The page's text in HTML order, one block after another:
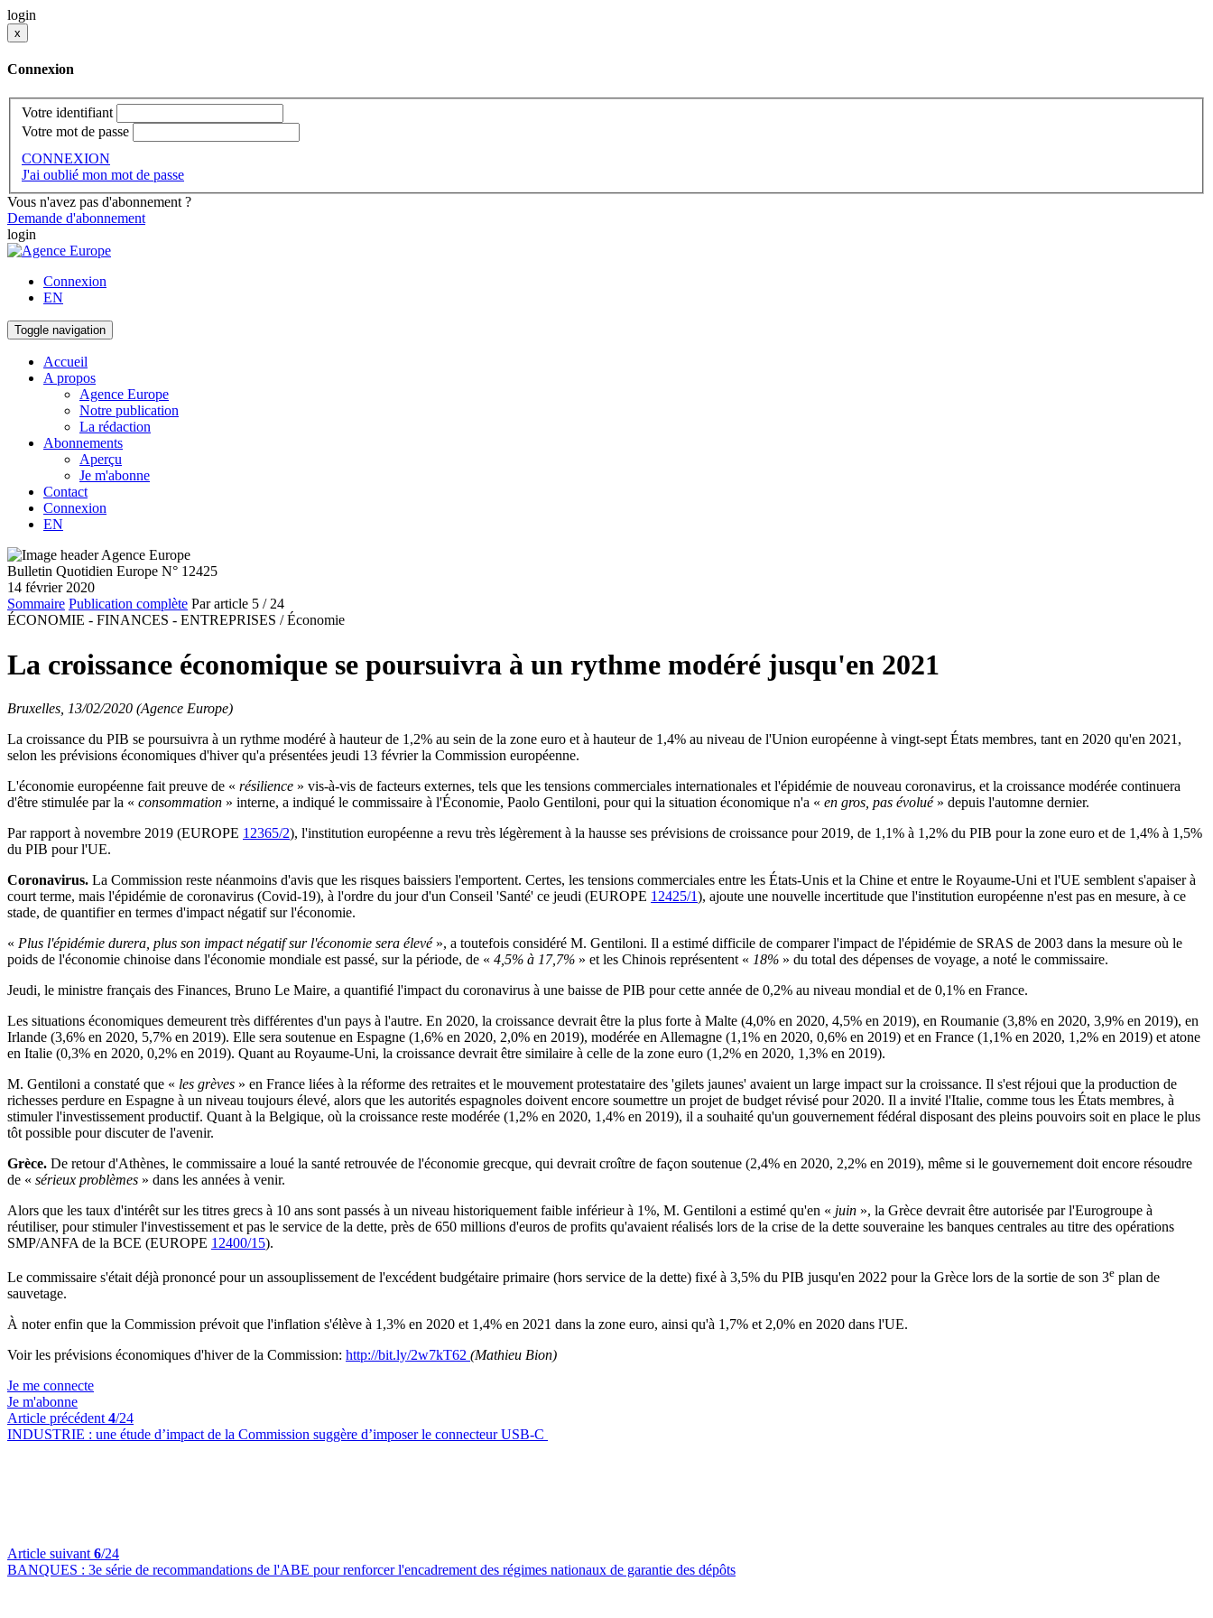
login
x
Connexion
Votre identifiant
Votre mot de passe
CONNEXION
J'ai oublié mon mot de passe
Vous n'avez pas d'abonnement ?
Demande d'abonnement
login
Connexion
EN
Toggle navigation
Accueil
A propos
Agence Europe
Notre publication
La rédaction
Abonnements
Aperçu
Je m'abonne
Contact
Connexion
EN
Bulletin Quotidien Europe N° 12425
14 février 2020
Sommaire Publication complète Par article 5 / 24
ÉCONOMIE - FINANCES - ENTREPRISES / Économie
La croissance économique se poursuivra à un rythme modéré jusqu'en 2021
Bruxelles, 13/02/2020 (Agence Europe)
La croissance du PIB se poursuivra à un rythme modéré à hauteur de 1,2% au sein de la zone euro et à hauteur de 1,4% au niveau de l'Union européenne à vingt-sept États membres, tant en 2020 qu'en 2021,
selon les prévisions économiques d'hiver qu'a présentées jeudi 13 février la Commission européenne.
L'économie européenne fait preuve de « résilience » vis-à-vis de facteurs externes, tels que les tensions commerciales internationales et l'épidémie de nouveau coronavirus, et la croissance modérée continuera
d'être stimulée par la « consommation » interne, a indiqué le commissaire à l'Économie, Paolo Gentiloni, pour qui la situation économique n'a « en gros, pas évolué » depuis l'automne dernier.
Par rapport à novembre 2019 (EUROPE 12365/2), l'institution européenne a revu très légèrement à la hausse ses prévisions de croissance pour 2019, de 1,1% à 1,2% du PIB pour la zone euro et de 1,4% à 1,5%
du PIB pour l'UE.
Coronavirus. La Commission reste néanmoins d'avis que les risques baissiers l'emportent. Certes, les tensions commerciales entre les États-Unis et la Chine et entre le Royaume-Uni et l'UE semblent s'apaiser à
court terme, mais l'épidémie de coronavirus (Covid-19), à l'ordre du jour d'un Conseil 'Santé' ce jeudi (EUROPE 12425/1), ajoute une nouvelle incertitude que l'institution européenne n'est pas en mesure, à ce
stade, de quantifier en termes d'impact négatif sur l'économie.
« Plus l'épidémie durera, plus son impact négatif sur l'économie sera élevé », a toutefois considéré M. Gentiloni. Il a estimé difficile de comparer l'impact de l'épidémie de SRAS de 2003 dans la mesure où le
poids de l'économie chinoise dans l'économie mondiale est passé, sur la période, de « 4,5% à 17,7% » et les Chinois représentent « 18% » du total des dépenses de voyage, a noté le commissaire.
Jeudi, le ministre français des Finances, Bruno Le Maire, a quantifié l'impact du coronavirus à une baisse de PIB pour cette année de 0,2% au niveau mondial et de 0,1% en France.
Les situations économiques demeurent très différentes d'un pays à l'autre. En 2020, la croissance devrait être la plus forte à Malte (4,0% en 2020, 4,5% en 2019), en Roumanie (3,8% en 2020, 3,9% en 2019), en
Irlande (3,6% en 2020, 5,7% en 2019). Elle sera soutenue en Espagne (1,6% en 2020, 2,0% en 2019), modérée en Allemagne (1,1% en 2020, 0,6% en 2019) et en France (1,1% en 2020, 1,2% en 2019) et atone
en Italie (0,3% en 2020, 0,2% en 2019). Quant au Royaume-Uni, la croissance devrait être similaire à celle de la zone euro (1,2% en 2020, 1,3% en 2019).
M. Gentiloni a constaté que « les grèves » en France liées à la réforme des retraites et le mouvement protestataire des 'gilets jaunes' avaient un large impact sur la croissance. Il s'est réjoui que la production de
richesses perdure en Espagne à un niveau toujours élevé, alors que les autorités espagnoles doivent encore soumettre un projet de budget révisé pour 2020. Il a invité l'Italie, comme tous les États membres, à
stimuler l'investissement productif. Quant à la Belgique, où la croissance reste modérée (1,2% en 2020, 1,4% en 2019), il a souhaité qu'un gouvernement fédéral disposant des pleins pouvoirs soit en place le plus
tôt possible pour discuter de l'avenir.
Grèce. De retour d'Athènes, le commissaire a loué la santé retrouvée de l'économie grecque, qui devrait croître de façon soutenue (2,4% en 2020, 2,2% en 2019), même si le gouvernement doit encore résoudre
de « sérieux problèmes » dans les années à venir.
Alors que les taux d'intérêt sur les titres grecs à 10 ans sont passés à un niveau historiquement faible inférieur à 1%, M. Gentiloni a estimé qu'en « juin », la Grèce devrait être autorisée par l'Eurogroupe à
réutiliser, pour stimuler l'investissement et pas le service de la dette, près de 650 millions d'euros de profits qu'avaient réalisés lors de la crise de la dette souveraine les banques centrales au titre des opérations
SMP/ANFA de la BCE (EUROPE 12400/15).
Le commissaire s'était déjà prononcé pour un assouplissement de l'excédent budgétaire primaire (hors service de la dette) fixé à 3,5% du PIB jusqu'en 2022 pour la Grèce lors de la sortie de son 3e plan de
sauvetage.
À noter enfin que la Commission prévoit que l'inflation s'élève à 1,3% en 2020 et 1,4% en 2021 dans la zone euro, ainsi qu'à 1,7% et 2,0% en 2020 dans l'UE.
Voir les prévisions économiques d'hiver de la Commission: http://bit.ly/2w7kT62 (Mathieu Bion)
Je me connecte
Je m'abonne
Article précédent 4/24
INDUSTRIE : une étude d’impact de la Commission suggère d’imposer le connecteur USB-C
Article suivant 6/24
BANQUES : 3e série de recommandations de l'ABE pour renforcer l'encadrement des régimes nationaux de garantie des dépôts